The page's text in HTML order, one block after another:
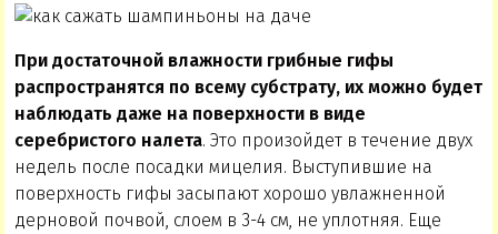
При достаточной влажности грибные гифы
распространятся по всему субстрату, их можно будет
наблюдать даже на поверхности в виде
серебристого налета. Это произойдет в течение двух
недель после посадки мицелия. Выступившие на
поверхность гифы засыпают хорошо увлажненной
дерновой почвой, слоем в 3-4 см, не уплотняя. Еще